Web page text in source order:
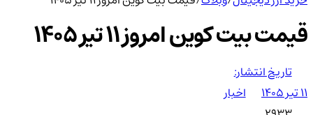
قیمت بیت کوین امروز ۱۱ تیر ۱۴۰۵
تاریخ انتشار:
۱۱ تیر ۱۴۰۵
اخبار